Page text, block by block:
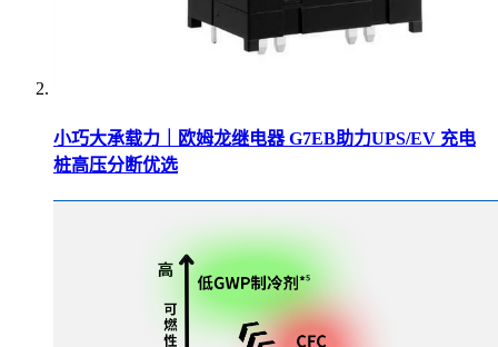
小巧大承载力｜欧姆龙继电器 G7EB助力UPS/EV 充电
桩高压分断优选